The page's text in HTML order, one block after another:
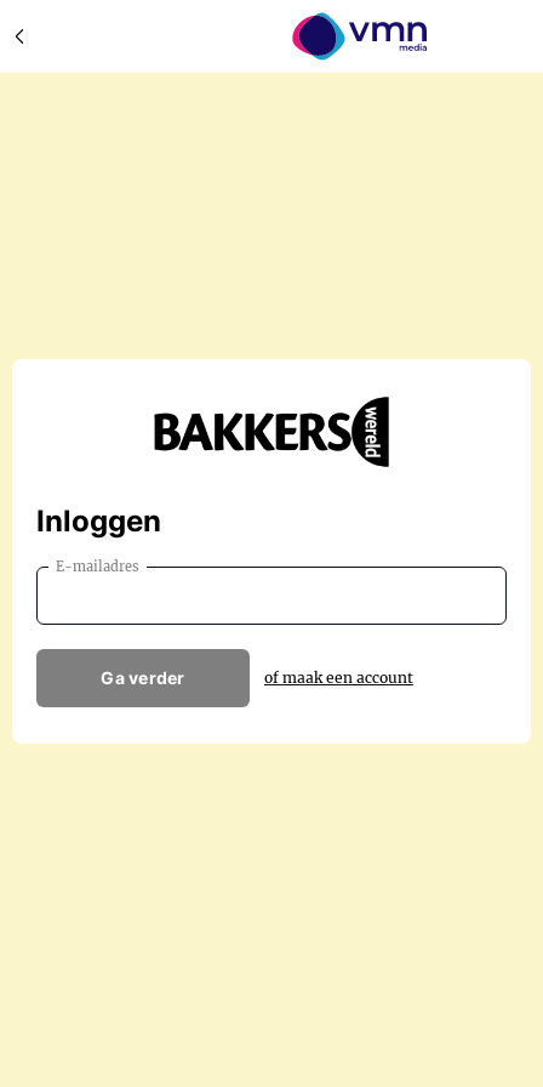
Inloggen
E-mailadres
Ga verder of maak een account